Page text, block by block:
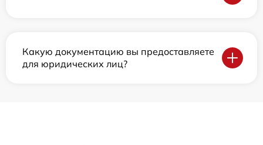
Какую документацию вы предоставляете
для юридических лиц?